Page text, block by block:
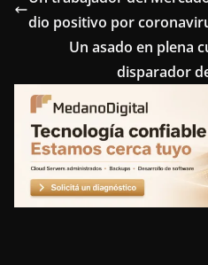
b
k
e
s
t
e
n
dio positivo por
Un asado en plena
disparador